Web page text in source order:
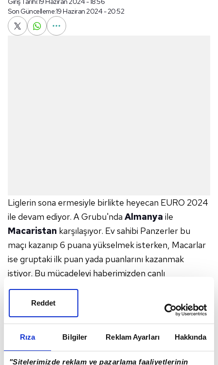
Rıza Bilgiler Reklam Ayarları Hakkında
"Sitelerimizde reklam ve pazarlama faaliyetlerinin
Reddet
Son Güncelleme:19 Haziran 2024 - 20:52
Liglerin sona ermesiyle birlikte heyecan EURO 2024
ile devam ediyor. A Grubu'nda Almanya ile
Macaristan karşılaşıyor. Ev sahibi Panzerler bu
maçı kazanıp 6 puana yükselmek isterken, Macarlar
ise gruptaki ilk puan yada puanlarını kazanmak
istiyor. Bu mücadeleyi haberimizden canlı
izleyebilirsiniz...
ALMANYA - MACARİSTAN İLK 11'LER
Almanya: Neuer, Kimmich, Rüdiger, Tah,
Macaristan: Gulacsi, Fiola, Orban, Dardai, Bolla,